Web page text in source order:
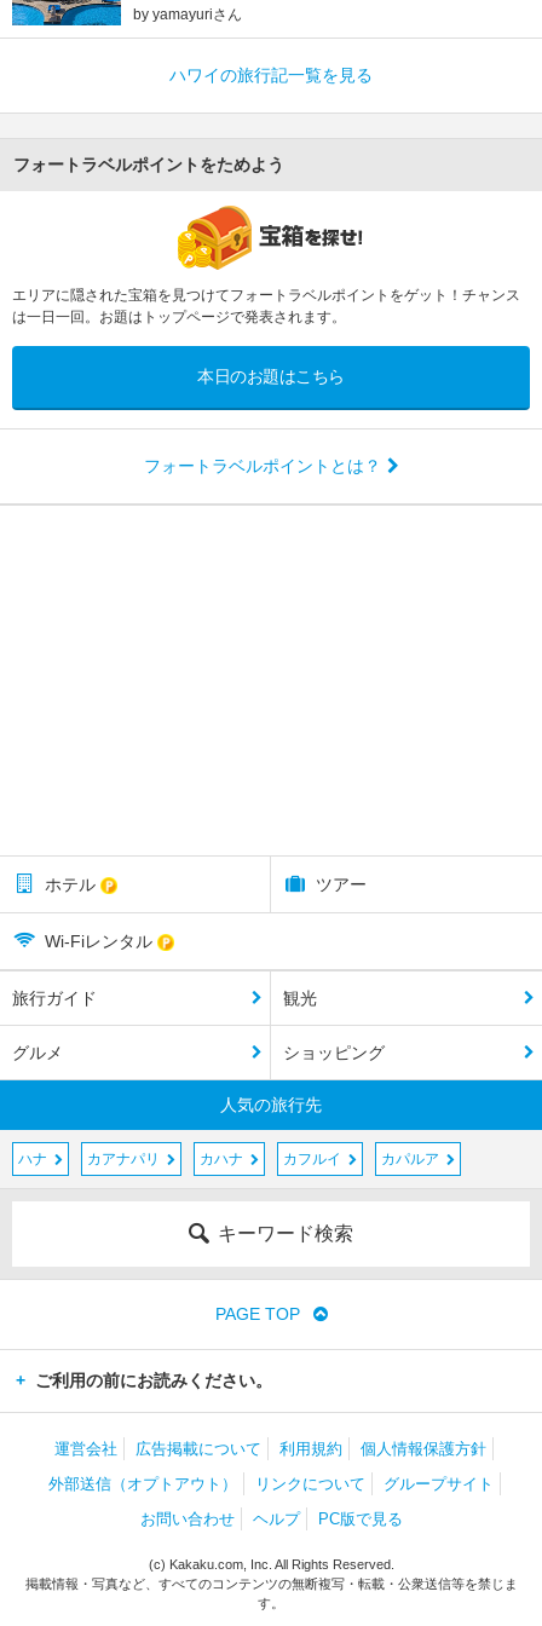
by yamayuriさん
ハワイの旅行記一覧を見る
フォートラベルポイントをためよう
エリアに隠された宝箱を見つけてフォートラベルポイントをゲット！チャンス
は一日一回。お題はトップページで発表されます。
本日のお題はこちら
フォートラベルポイントとは？
ホテル ツアー
Wi-Fiレンタル
旅行ガイド 観光
グルメ ショッピング
人気の旅行先
ハナ カアナパリ カハナ カフルイ カパルア
キーワード検索
PAGE TOP
ご利用の前にお読みください。
運営会社 広告掲載について 利用規約
個人情報保護方針
外部送信（オプトアウト）
リンクについて
グループサイト
お問い合わせ
ヘルプ PC版で見る
(c) Kakaku.com, Inc. All Rights Reserved.
掲載情報・写真など、すべてのコンテンツの無断複写・転載・公衆送信等を禁じま
す。